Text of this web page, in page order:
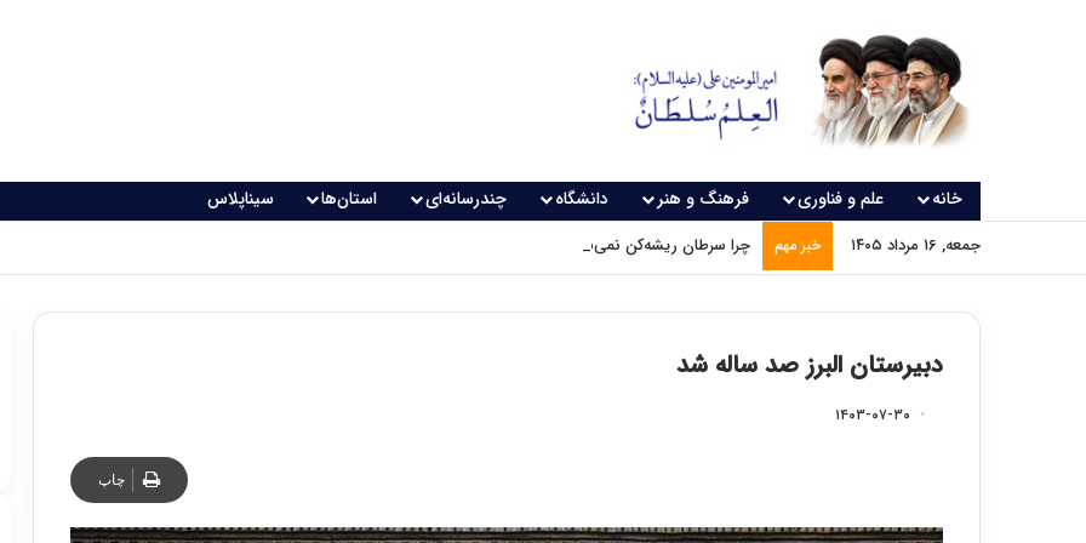
خانه علم و فناوری فرهنگ و هنر دانشگاه چندرسانه‌ای استان‌ها سیناپلاس
جمعه, ۱۶ مرداد ۱۴۰۵ خبر مهم چرا سرطان ریشه‌کن نمی‌شود؟
دبیرستان البرز صد ساله شد
۱۴۰۳-۰۷-۳۰
چاپ